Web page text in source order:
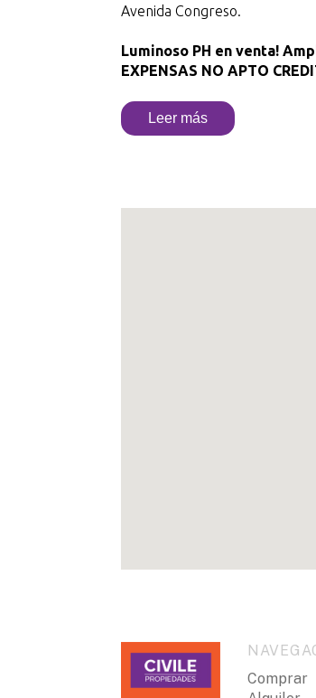
Avenida Congreso.
Luminoso PH en venta!
EXPENSAS NO APTO
Ingreso con espacio estilo
Primer piso por escalera. Hall
Tercer dormitorio con
Superficie cubierta azotea:
Leer más
Comprar